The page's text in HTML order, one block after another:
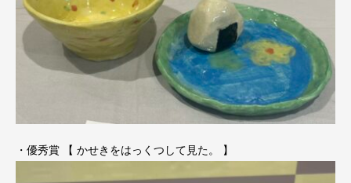
・優秀賞 【 かせきをはっくつして見た。 】